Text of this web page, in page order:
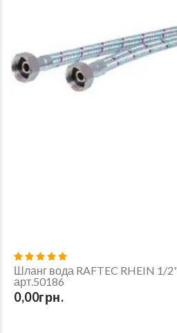
Шланг вода RAFTEC RHEIN 1/
арт.50186
0,00грн.